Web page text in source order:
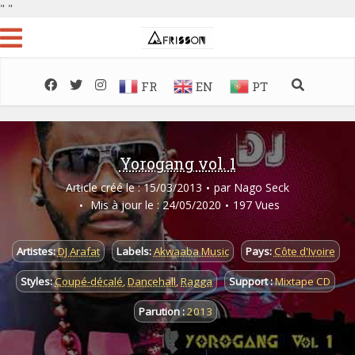
" "
FR EN PT
Yorogang vol. 1
Article créé le : 15/03/2013 par Nago Seck
Mis à jour le : 24/05/2020
197 Vues
Artistes:DJ Arafat Labels:Akwaaba Music Pays:Côte d'Ivoire
Styles:Coupé-décalé,Dancehall,Ragga Support :Mixtape CD
Parution :2013